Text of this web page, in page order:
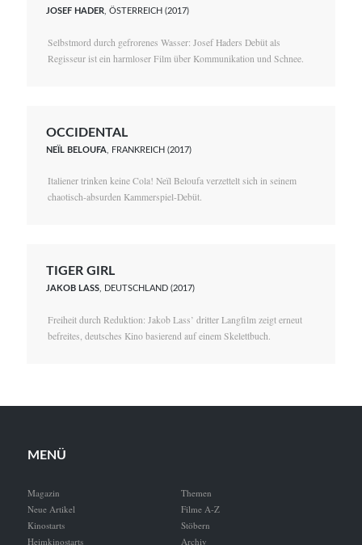
JOSEF HADER, ÖSTERREICH (2017)
Selbstmord durch gefrorenes Wasser: Josef Haders Debüt als
Regisseur ist ein harmloser Film über Kommunikation und Schnee.
OCCIDENTAL
NEÏL BELOUFA , FRANKREICH (2017)
Italiener trinken keine Cola! Neïl Beloufa verzettelt sich in seinem
chaotisch-absurden Kammerspiel-Debüt.
TIGER GIRL
JAKOB LASS , DEUTSCHLAND (2017)
Freiheit durch Reduktion: Jakob Lass’ dritter Langfilm zeigt erneut
befreites, deutsches Kino basierend auf einem Skelettbuch.
MENÜ
Magazin
Neue Artikel
Kinostarts
Heimkinostarts
Themen
Filme A-Z
Stöbern
Archiv